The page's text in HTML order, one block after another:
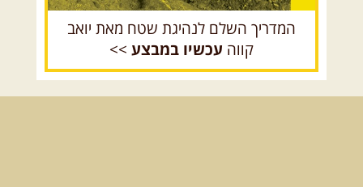
15.08.2026 שבת- חדש! נופי
הגליל ונחל צלמון
נצא מצומת גולנו למסע שטח מרתק
המדריך השלם לנהיגת שטח מאת יואב
קווה עכשיו במבצע >>